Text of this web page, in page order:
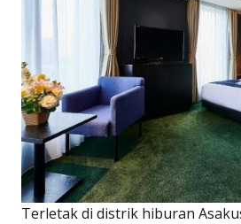
Terletak di distrik hiburan